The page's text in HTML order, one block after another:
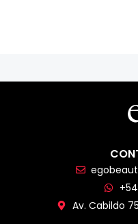
Av. Cabildo